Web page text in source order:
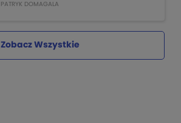
PATRYK DOMAGALA
Zobacz Wszystkie